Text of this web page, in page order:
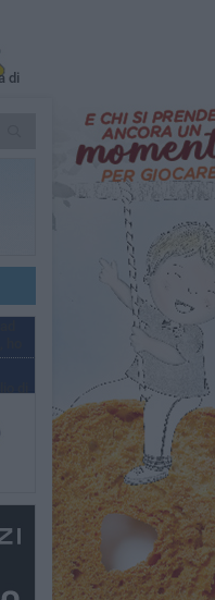
di